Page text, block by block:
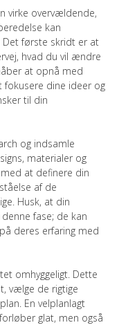
virke overvældende,
kan
første skridt er at
hvad du vil ændre
at opnå med
fokusere dine ideer og
til din
og indsamle
materialer og
at definere din
af de
Husk, at din
fase; de kan
deres erfaring med
omhyggeligt. Dette
vælge de rigtige
En velplanlagt
glat, men også